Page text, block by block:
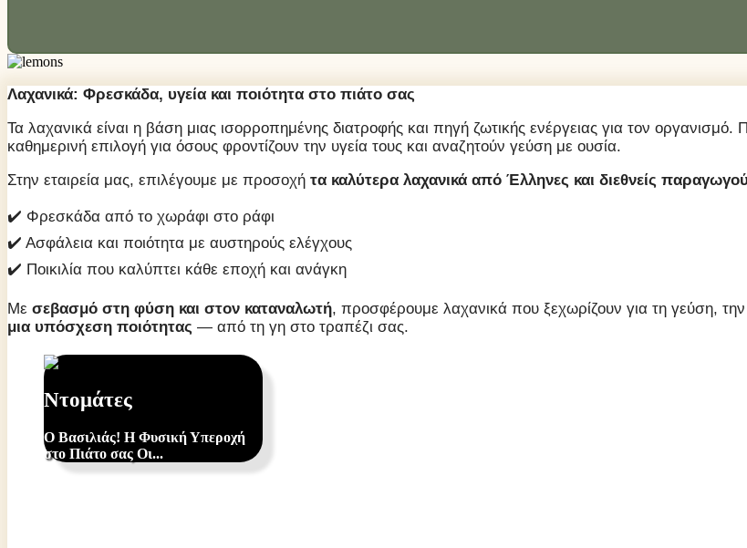
Λαχανικά: Φρεσκάδα, υγεία και ποιότητα στο πιάτο σας
Τα λαχανικά είναι η βάση μιας ισορροπημένης διατροφής και πηγή ζωτικής ενέργειας για τον οργανισμό.
καθημερινή επιλογή για όσους φροντίζουν την υγεία τους και αναζητούν γεύση με ουσία.
Στην εταιρεία μας, επιλέγουμε με προσοχή τα καλύτερα λαχανικά από Έλληνες και διεθνείς
✔️ Φρεσκάδα από το χωράφι στο ράφι
✔️ Ασφάλεια και ποιότητα με αυστηρούς ελέγχους
✔️ Ποικιλία που καλύπτει κάθε εποχή και ανάγκη
Με σεβασμό στη φύση και στον καταναλωτή, προσφέρουμε λαχανικά που ξεχωρίζουν για τη γεύση, την
μια υπόσχεση ποιότητας — από τη γη στο τραπέζι σας.
Ντομάτες
Ο Βασιλιάς! Η Φυσική Υπεροχή
στο Πιάτο σας Οι...